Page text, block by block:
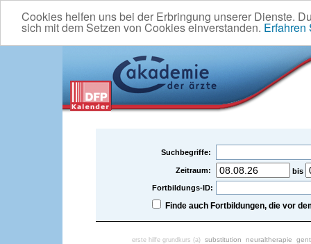
Cookies helfen uns bei der Erbringung unserer Dienste.
sich mit dem Setzen von Cookies einverstanden. Erfahren
Suchbegriffe:
Zeitraum:
bis
Fortbildungs-ID:
Finde auch Fortbildungen, die vor
erste hilfe grundkurs (a) substitution neuraltherapie